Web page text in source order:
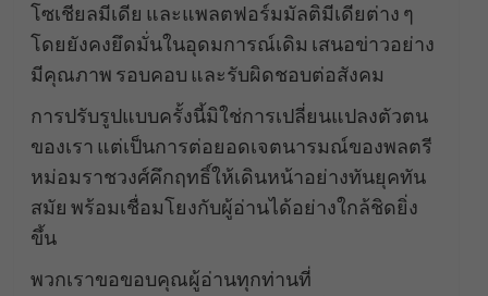
โซเชียลมีเดีย และแพลตฟอร์มมัลติมีเดียต่าง ๆ
โดยยังคงยึดมั่นในอุดมการณ์เดิม เสนอข่าวอย่าง
มีคุณภาพ รอบคอบ และรับผิดชอบต่อสังคม
การปรับรูปแบบครั้งนี้มิใช่การเปลี่ยนแปลงตัวตน
ของเรา แต่เป็นการต่อยอดเจตนารมณ์ของพลตรี
หม่อมราชวงศ์คึกฤทธิ์ให้เดินหน้าอย่างทันยุคทัน
สมัย พร้อมเชื่อมโยงกับผู้อ่านได้อย่างใกล้ชิดยิ่ง
ขึ้น
พวกเราขอขอบคุณผู้อ่านทุกท่านที่